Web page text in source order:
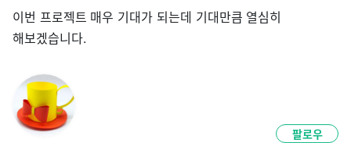
이번 프로젝트 매우 기대가 되는데 기대만큼 열심히
해보겠습니다.
팔로우